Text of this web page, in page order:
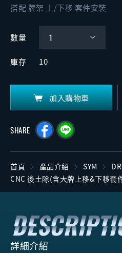
搭配 牌架 上/下移 套件安裝
數量
庫存 10
加入購物車
SHARE
首頁 產品介紹 SYM
CNC 後土除(含大牌上移&下移套
詳細介紹